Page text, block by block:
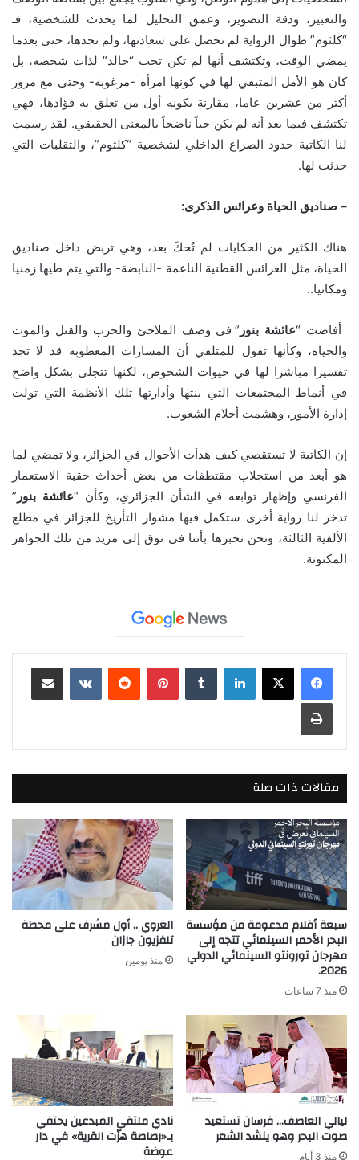
والتعبير، ودقة التصوير، وعمق التحليل لما يحدث للشخصية، فـ
“كلثوم” طوال الرواية لم تحصل على سعادتها، ولم تجدها، حتى بعدما
يمضي الوقت، وتكتشف أنها لم تكن تحب “خالد” لذات شخصه، بل
كان هو الأمل المتبقي لها في كونها امرأة -مرغوبة- وحتى مع مرور
أكثر من عشرين عاما، مقارنة بكونه أول من تعلق به فؤادها، فهي
تكتشف فيما بعد أنه لم يكن حباً ناضجاً بالمعنى الحقيقي. لقد رسمت
لنا الكاتبة حدود الصراع الداخلي لشخصية “كلثوم”، والتقلبات التي
حدثت لها.
– صناديق الحياة وعرائس الذكرى:
هناك الكثير من الحكايات لم تُحكَ بعد، وهي تربض داخل صناديق
الحياة، مثل العرائس القطنية الناعمة -النابضة- والتي يتم طيها زمنيا
ومكانيا..
أفاضت “عائشة بنور ” في وصف الملاجئ والحرب والقتل والموت
والحياة، وكأنها تقول للمتلقي أن المسارات المعطوبة قد لا تجد
تفسيرا مباشرا لها في حيوات الشخوص، لكنها تتجلى بشكل واضح
في أنماط المجتمعات التي بنتها وأدارتها تلك الأنظمة التي تولت
إدارة الأمور، وهشمت أحلام الشعوب.
إن الكاتبة لا تستقصي كيف هدأت الأحوال في الجزائر، ولا تمضي لما
هو أبعد من استجلاب مقتطفات من بعض أحداث حقبة الاستعمار
الفرنسي وإظهار توابعه في الشأن الجزائري، وكأن “عائشة بنور ”
تدخر لنا رواية أخرى ستكمل فيها مشوار التأريخ للجزائر في مطلع
الألفية الثالثة، ونحن نخبرها بأننا في توق إلى مزيد من تلك الجواهر
المكنونة.
لينكدإن بينتيريست مشاركة عبر البريد
طباعة
مقالات ذات صلة
سبعة أفلام مدعومة من مؤسسة
البحر الأحمر السينمائي تتجه إلى
مهرجان تورونتو السينمائي الدولي
2026.
منذ 7 ساعات
الغروي .. أول مشرف على محطة
تلفزيون جازان
منذ يومين
ليالي العاصف… فرسان تستعيد
صوت البحر وهو ينشد الشعر
منذ 3 أيام
نادي ملتقى المبدعين يحتفي
بـ«رصاصة هزّت القرية» في دار
عوضة